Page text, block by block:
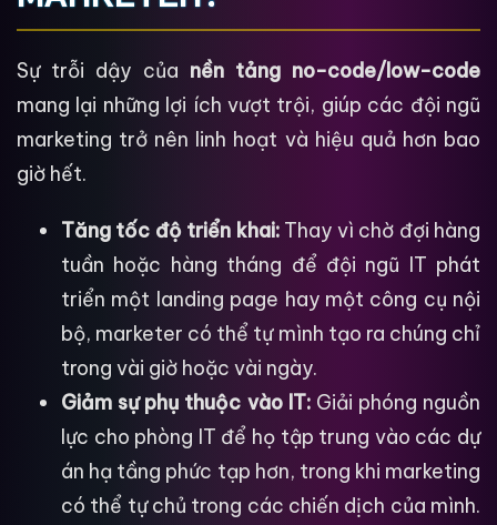
Sự trỗi dậy của nền tảng no-code/low-code
mang lại những lợi ích vượt trội, giúp các đội ngũ
marketing trở nên linh hoạt và hiệu quả hơn bao
giờ hết.
Tăng tốc độ triển khai:Thay vì chờ đợi hàng
tuần hoặc hàng tháng để đội ngũ IT phát
triển một landing page hay một công cụ nội
bộ, marketer có thể tự mình tạo ra chúng chỉ
trong vài giờ hoặc vài ngày.
Giảm sự phụ thuộc vào IT:Giải phóng nguồn
lực cho phòng IT để họ tập trung vào các dự
án hạ tầng phức tạp hơn, trong khi marketing
có thể tự chủ trong các chiến dịch của mình.